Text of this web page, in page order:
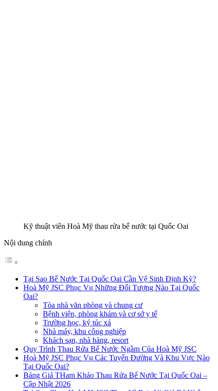
Kỹ thuật viên Hoà Mỹ thau rửa bể nước tại Quốc Oai
Nội dung chính
Tại Sao Bể Nước Tại Quốc Oai Cần Vệ Sinh Định Kỳ?
Hoà Mỹ JSC Phục Vụ Những Đối Tượng Nào Tại Quốc
Oai?
Tòa nhà văn phòng và chung cư
Bệnh viện, phòng khám và cơ sở y tế
Trường học, ký túc xá
Nhà máy, khu công nghiệp
Khách sạn, nhà hàng, resort
Quy Trình Thau Rửa Bể Nước Ngầm Của Hoà Mỹ JSC
Hoà Mỹ JSC Phục Vụ Các Tuyến Đường Và Khu Vực Nào
Tại Quốc Oai?
Bảng Giá THam Khảo Thau Rửa Bể Nước Tại Quốc Oai –
Cập Nhật 2026